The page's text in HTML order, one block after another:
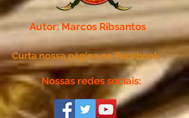
Autor: Marcos Ribsantos
Curta nossa página no Facebook:
Nossas redes sociais: